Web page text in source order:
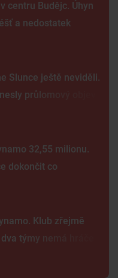
centru Budějc. Úhyn
a nedostatek
Slunce ještě neviděli.
průlomový objev
32,55 milionu.
dokončit co
Klub zřejmě
týmy nemá hráče